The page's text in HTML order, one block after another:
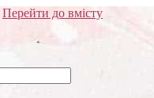
Перейти до вмісту